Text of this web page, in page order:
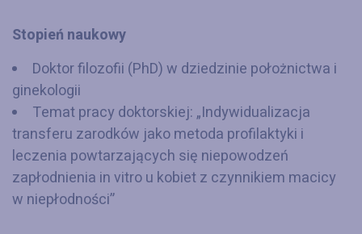
Stopień naukowy
Doktor filozofii (PhD) w dziedzinie położnictwa i
ginekologii
Temat pracy doktorskiej: „Indywidualizacja
transferu zarodków jako metoda profilaktyki i
leczenia powtarzających się niepowodzeń
zapłodnienia in vitro u kobiet z czynnikiem macicy
w niepłodności”